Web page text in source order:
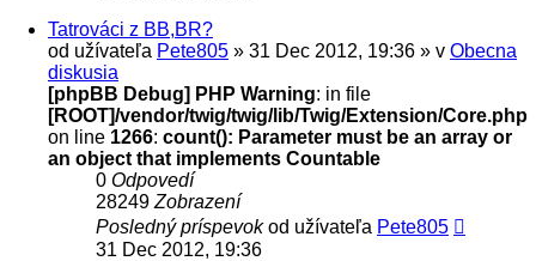
Tatrováci z BB,BR?
od užívateľa Pete805 » 31 Dec 2012, 19:36 » v Obecna
diskusia
[phpBB Debug] PHP Warning: in file
[ROOT]/vendor/twig/twig/lib/Twig/Extension/Core.php
on line 1266: count(): Parameter must be an array or
an object that implements Countable
0 Odpovedí
28249 Zobrazení
Posledný príspevokod užívateľa Pete805
31 Dec 2012, 19:36